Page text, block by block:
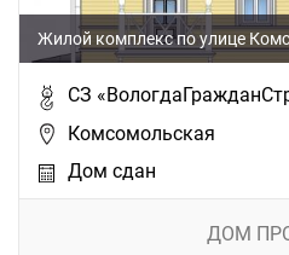
Жилой комплекс по улице
СЗ
Комсомольская
Дом сдан
ДОМ